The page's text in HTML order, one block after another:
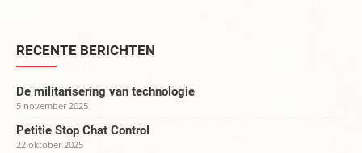
RECENTE BERICHTEN
De militarisering van technologie
5 november 2025
Petitie Stop Chat Control
22 oktober 2025